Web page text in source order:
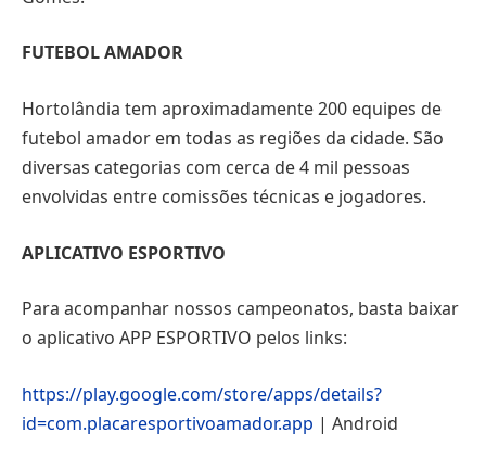
FUTEBOL AMADOR
Hortolândia tem aproximadamente 200 equipes de
futebol amador em todas as regiões da cidade. São
diversas categorias com cerca de 4 mil pessoas
envolvidas entre comissões técnicas e jogadores.
APLICATIVO ESPORTIVO
Para acompanhar nossos campeonatos, basta baixar
o aplicativo APP ESPORTIVO pelos links:
https://play.google.com/store/apps/details?
id=com.placaresportivoamador.app | Android